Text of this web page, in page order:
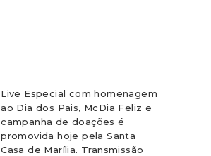
Live Especial com homenagem
ao Dia dos Pais, McDia Feliz e
campanha de doações é
promovida hoje pela Santa
Casa de Marília. Transmissão